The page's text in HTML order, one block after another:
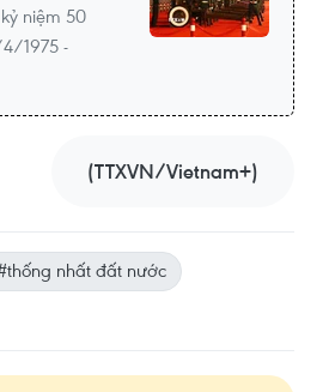
niệm 50
1975 -
(TTXVN/Vietnam+)
nhất đất nước